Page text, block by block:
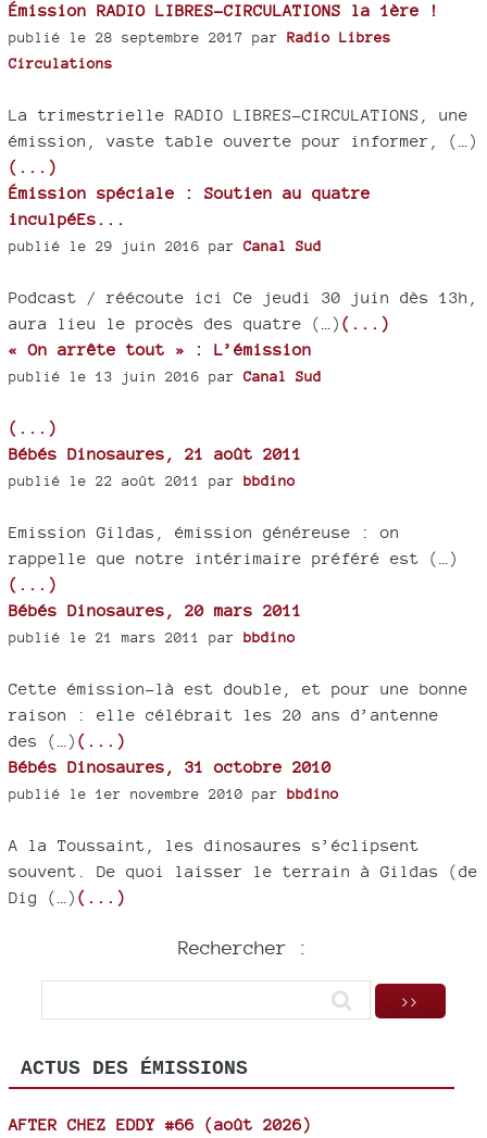
Émission RADIO LIBRES-CIRCULATIONS la 1ère !
publié le 28 septembre 2017 par Radio Libres
Circulations
La trimestrielle RADIO LIBRES-CIRCULATIONS, une
émission, vaste table ouverte pour informer, (…)
(...)
Émission spéciale : Soutien au quatre
inculpéEs...
publié le 29 juin 2016 parCanal Sud
Podcast / réécoute ici Ce jeudi 30 juin dès 13h,
aura lieu le procès des quatre (…) (...)
« On arrête tout » : L’émission
publié le 13 juin 2016 parCanal Sud
(...)
Bébés Dinosaures, 21 août 2011
publié le 22 août 2011 par bbdino
Emission Gildas, émission généreuse : on
rappelle que notre intérimaire préféré est (…)
(...)
Bébés Dinosaures, 20 mars 2011
publié le 21 mars 2011 par bbdino
Cette émission-là est double, et pour une bonne
raison : elle célébrait les 20 ans d’antenne
des (…) (...)
Bébés Dinosaures, 31 octobre 2010
publié le 1er novembre 2010 par bbdino
A la Toussaint, les dinosaures s’éclipsent
souvent. De quoi laisser le terrain à Gildas (de
Dig (…) (...)
Rechercher :
ACTUS DES ÉMISSIONS
AFTER CHEZ EDDY #66 (août 2026)